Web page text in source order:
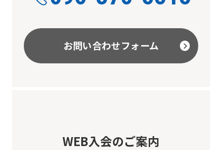
お問い合わせフォーム
WEB入会のご案内